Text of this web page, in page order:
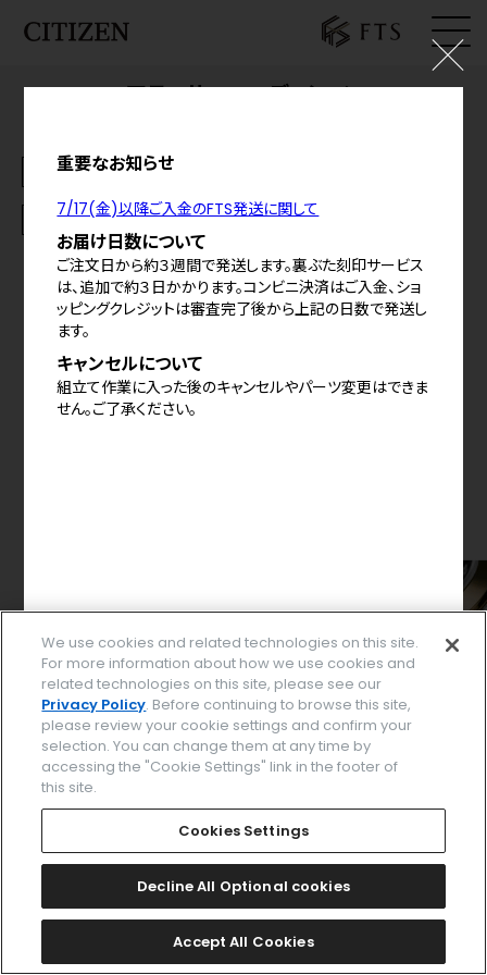
お気に入り
カート
特定商取引法に基づく表示
プライバシーポリシー
ご利用規約
アテッサ FTSエディション
パーツを選択してください
基本仕様
お知らせ
このデザインで決定する
重要なお知らせ
7/17(金)以降ご入金のFTS発送に関して
お届け日数について
ご注文日から約３週間で発送します。裏ぶた刻印サービス
は、追加で約３日かかります。コンビニ決済はご入金、ショ
ッピングクレジットは審査完了後から上記の日数で発送し
ます。
キャンセルについて
組立て作業に入った後のキャンセルやパーツ変更はできま
せん。ご了承ください。
We use cookies and related technologies on this site.
For more information about how we use cookies and
related technologies on this site, please see our
Privacy Policy. Before continuing to browse this site,
please review your cookie settings and confirm your
selection. You can change them at any time by
accessing the "Cookie Settings" link in the footer of
this site.
Cookies Settings
Decline All Optional cookies
Accept All Cookies